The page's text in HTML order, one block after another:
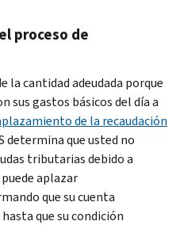
proceso de
la cantidad adeudada porque
sus gastos básicos del día a
de la recaudación
determina que usted no
tributarias debido a
aplazar
que su cuenta
que su condición